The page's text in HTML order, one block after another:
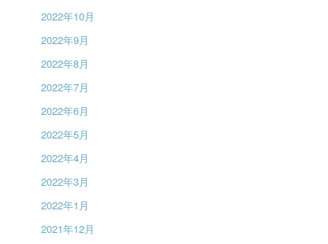
2022年10月
2022年9月
2022年8月
2022年7月
2022年6月
2022年5月
2022年4月
2022年3月
2022年1月
2021年12月